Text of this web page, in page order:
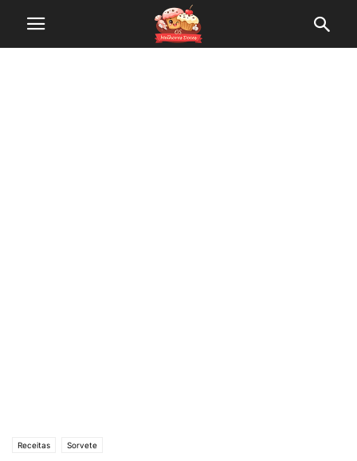
Receitas Sorvete